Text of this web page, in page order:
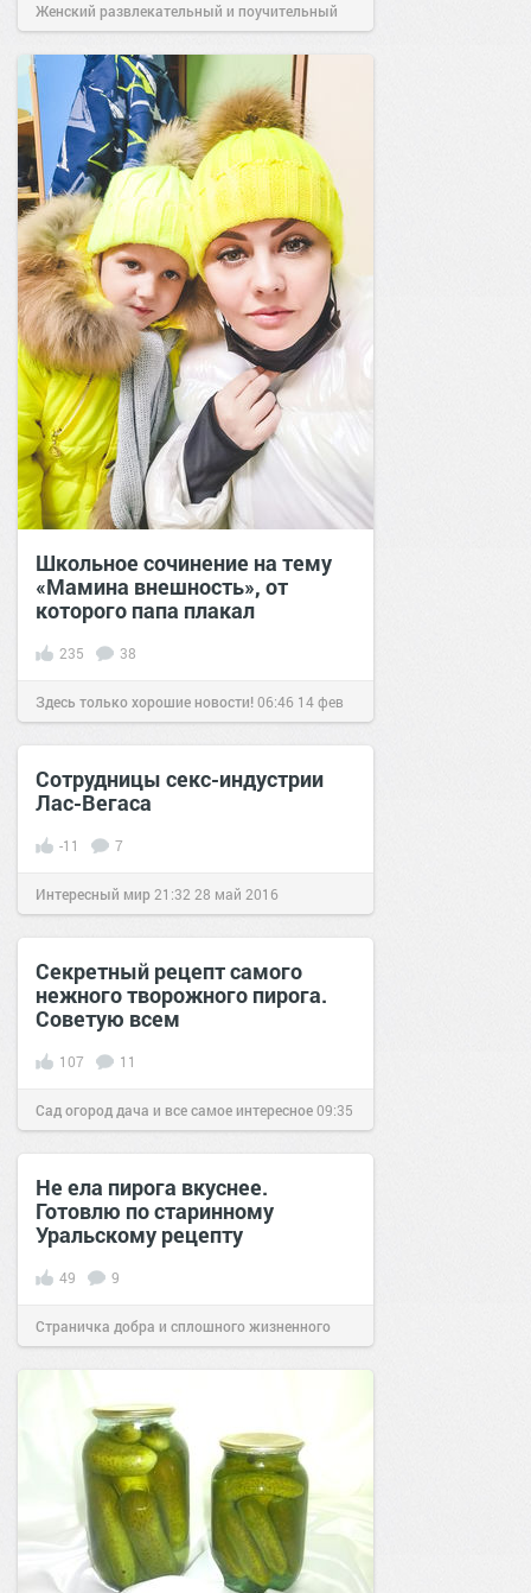
Женский развлекательный и поучительный
сайт.22:3015 дек 2025
Школьное сочинение на тему
«Мамина внешность», от
которого папа плакал
235 38
Здесь только хорошие новости!06:46 14 фев
2021
Сотрудницы секс-индустрии
Лас-Вегаса
-11 7
Интересный мир 21:32 28 май 2016
Секретный рецепт самого
нежного творожного пирога.
Советую всем
107 11
Сад огород дача и все самое интересное09:35
27 фев 2019
Не ела пирога вкуснее.
Готовлю по старинному
Уральскому рецепту
49 9
Страничка добра и сплошного жизненного
позитива! 09:12 18 ноя 2019